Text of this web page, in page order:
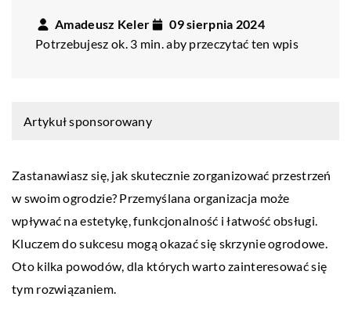
Amadeusz Keler
09 sierpnia 2024
Potrzebujesz ok. 3 min. aby przeczytać ten wpis
Artykuł sponsorowany
Zastanawiasz się, jak skutecznie zorganizować przestrzeń
w swoim ogrodzie? Przemyślana organizacja może
wpływać na estetykę, funkcjonalność i łatwość obsługi.
Kluczem do sukcesu mogą okazać się skrzynie ogrodowe.
Oto kilka powodów, dla których warto zainteresować się
tym rozwiązaniem.